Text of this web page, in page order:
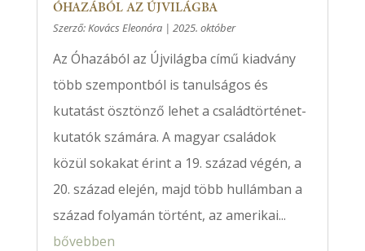
ÓHAZÁBÓL AZ ÚJVILÁGBA
Szerző:Kovács Eleonóra| 2025. október
Az Óhazából az Újvilágba című kiadvány
több szempontból is tanulságos és
kutatást ösztönző lehet a családtörténet-
kutatók számára. A magyar családok
közül sokakat érint a 19. század végén, a
20. század elején, majd több hullámban a
század folyamán történt, az amerikai...
bővebben